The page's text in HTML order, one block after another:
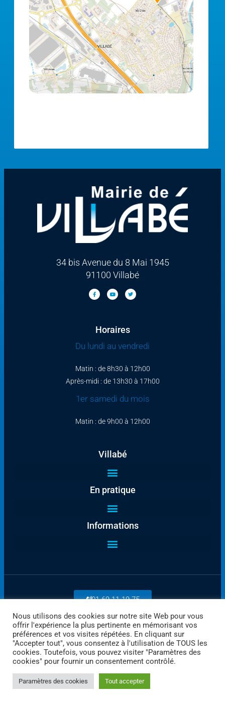
34 bis Avenue du 8 Mai 1945
91100 Villabé
Horaires
Du lundi au vendredi
Matin : de 8h30 à 12h00
Après-midi : de 13h30 à 17h00
1er samedi du mois
Matin : de 9h00 à 12h00
Villabé
En pratique
Informations
01 69 11 19 75
Payez en ligne
Nous utilisons des cookies sur notre site Web pour vous
offrir l'expérience la plus pertinente en mémorisant vos
préférences et vos visites répétées. En cliquant sur
"Accepter tout", vous consentez à l'utilisation de TOUS les
cookies. Toutefois, vous pouvez visiter "Paramètres des
cookies" pour fournir un consentement contrôlé.
Paramètres des cookies Tout accepter